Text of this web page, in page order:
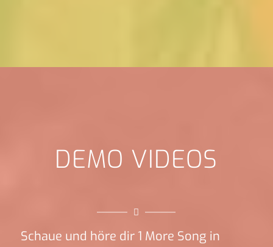
DEMO VIDEOS
Schaue und höre dir 1 More Song in